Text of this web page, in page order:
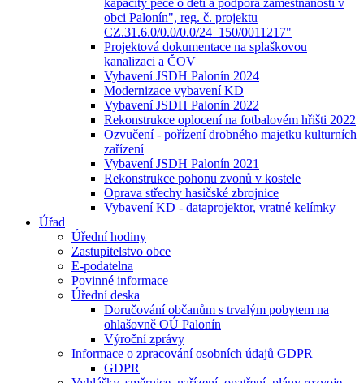
kapacity péče o děti a podpora zaměstnanosti v
obci Palonín", reg. č. projektu
CZ.31.6.0/0.0/0.0/24_150/0011217"
Projektová dokumentace na splaškovou
kanalizaci a ČOV
Vybavení JSDH Palonín 2024
Modernizace vybavení KD
Vybavení JSDH Palonín 2022
Rekonstrukce oplocení na fotbalovém hřišti 2022
Ozvučení - pořízení drobného majetku kulturních
zařízení
Vybavení JSDH Palonín 2021
Rekonstrukce pohonu zvonů v kostele
Oprava střechy hasičské zbrojnice
Vybavení KD - dataprojektor, vratné kelímky
Úřad
Úřední hodiny
Zastupitelstvo obce
E-podatelna
Povinné informace
Úřední deska
Doručování občanům s trvalým pobytem na
ohlašovně OÚ Palonín
Výroční zprávy
Informace o zpracování osobních údajů GDPR
GDPR